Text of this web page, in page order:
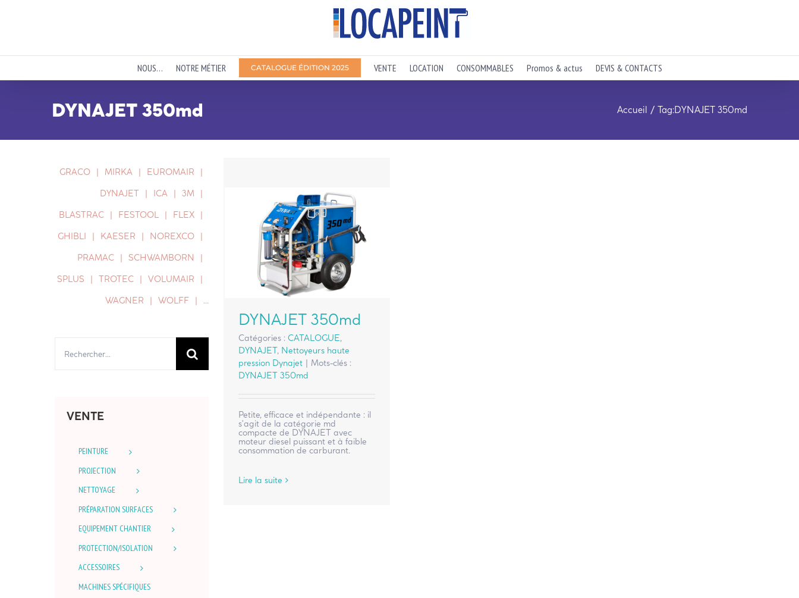
NOUS… NOTRE MÉTIER CATALOGUE ÉDITION 2025 VENTE LOCATION CONSOMMABLES Promos & actus DEVIS & CONTACTS
DYNAJET 350md Accueil Tag:DYNAJET 350md
DYNAJET 350md
Catégories :CATALOGUE,
DYNAJET, Nettoyeurs haute
pression Dynajet | Mots-clés :
DYNAJET 350md
Petite, efficace et indépendante : il
s'agit de la catégorie md
compacte de DYNAJET avec
moteur diesel puissant et à faible
consommation de carburant.
Lire la suite
GRACO MIRKA
EUROMAIR
DYNAJET
ICA
3M
BLASTRAC
FESTOOL
FLEX
GHIBLI
KAESER
NOREXCO
PRAMAC
SCHWAMBORN
SPLUS
TROTEC
VOLUMAIR
WAGNER
WOLFF …
VENTE
PEINTURE
PROJECTION
NETTOYAGE
PRÉPARATION SURFACES
EQUIPEMENT CHANTIER
PROTECTION/ISOLATION
ACCESSOIRES
MACHINES SPÉCIFIQUES